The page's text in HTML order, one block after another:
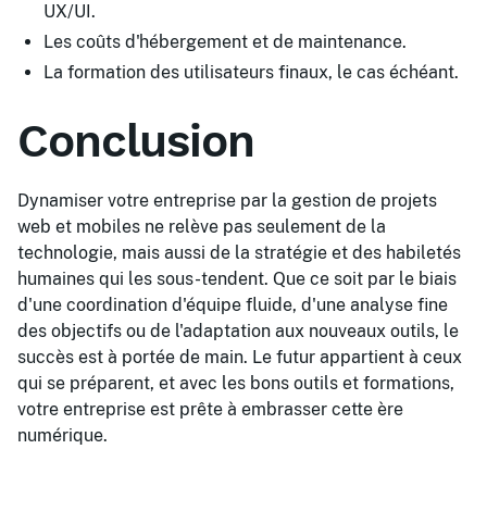
UX/UI.
Les coûts d'hébergement et de maintenance.
La formation des utilisateurs finaux, le cas échéant.
Conclusion
Dynamiser votre entreprise par la gestion de projets
web et mobiles ne relève pas seulement de la
technologie, mais aussi de la stratégie et des habiletés
humaines qui les sous-tendent. Que ce soit par le biais
d'une coordination d'équipe fluide, d'une analyse fine
des objectifs ou de l'adaptation aux nouveaux outils, le
succès est à portée de main. Le futur appartient à ceux
qui se préparent, et avec les bons outils et formations,
votre entreprise est prête à embrasser cette ère
numérique.